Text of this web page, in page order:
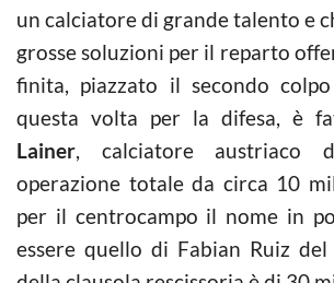
un calciatore di grande talento e
grosse soluzioni per il reparto
finita, piazzato il secondo
questa volta per la difesa, è
Lainer, calciatore austriaco
operazione totale da circa 10
per il centrocampo il nome in
essere quello di Fabian Ruiz